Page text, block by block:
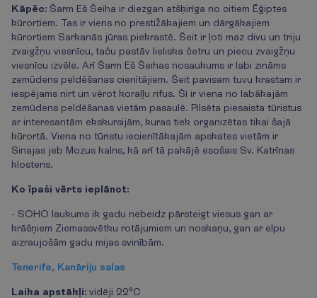
Kāpēc: Šarm Eš Šeiha ir diezgan atšķirīga no citiem Ēģiptes
kūrortiem. Tas ir viens no prestižākajiem un dārgākajiem
kūrortiem Sarkanās jūras piekrastē. Šeit ir ļoti maz divu un triju
zvaigžņu viesnīcu, taču pastāv lieliska četru un piecu zvaigžņu
viesnīcu izvēle. Arī Šarm Eš Šeihas nosaukums ir labi zināms
zemūdens peldēšanas cienītājiem. Šeit pavisam tuvu krastam ir
iespējams nirt un vērot koraļļu rifus. Šī ir viena no labākajām
zemūdens peldēšanas vietām pasaulē. Pilsēta piesaista tūristus
ar interesantām ekskursijām, kuras tiek organizētas tikai šajā
kūrortā. Viena no tūristu iecienītākajām apskates vietām ir
Sinajas jeb Mozus kalns, kā arī tā pakājē esošais Sv. Katrīnas
klosteris.
Ko īpaši vērts ieplānot:
- SOHO laukums ik gadu nebeidz pārsteigt viesus gan ar
krāšņiem Ziemassvētku rotājumiem un noskaņu, gan ar elpu
aizraujošām gadu mijas svinībām.
Tenerife, Kanāriju salas
Laika apstākļi: vidēji 22°C